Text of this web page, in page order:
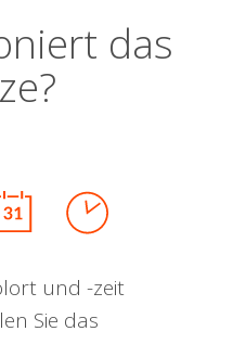
das
und -zeit
Sie das